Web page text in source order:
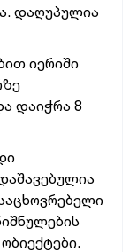
დაღუპულია
იერიში
დაიჭრა 8